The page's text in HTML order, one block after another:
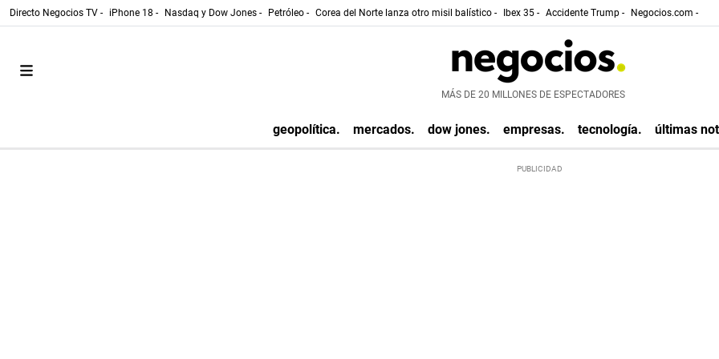
Directo Negocios TV - iPhone 18 - Nasdaq y Dow Jones - Petróleo - Corea del Norte lanza otro misil balístico - Ibex 35 - Accidente Trump - Negocios.com -
MÁS DE 20 MILLONES DE ESPECTADORES
geopolítica. mercados. dow jones. empresas. tecnología. últimas